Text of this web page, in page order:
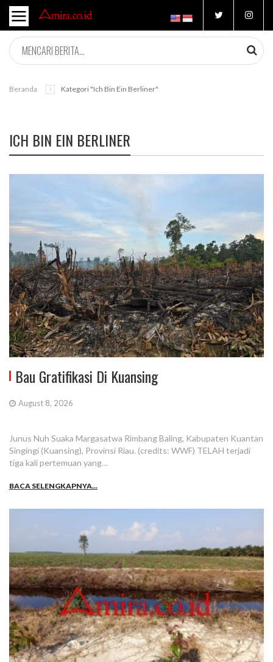
Beranda Kategori "Ich Bin Ein Berliner"
ICH BIN EIN BERLINER
Bau Gratifikasi Di Kuansing
August 8, 2026
Junus Nuh Suaka Margasatwa Rimbang Baling, Kabupaten Kuantan
Singingi (Kuansing), Provinsi Riau. (credits: WWF) TELAH terjadi
tiga kali pertemuan yang…
BACA SELENGKAPNYA...